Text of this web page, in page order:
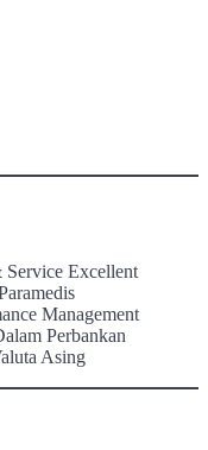
Excellent
Management
Perbankan
Asing